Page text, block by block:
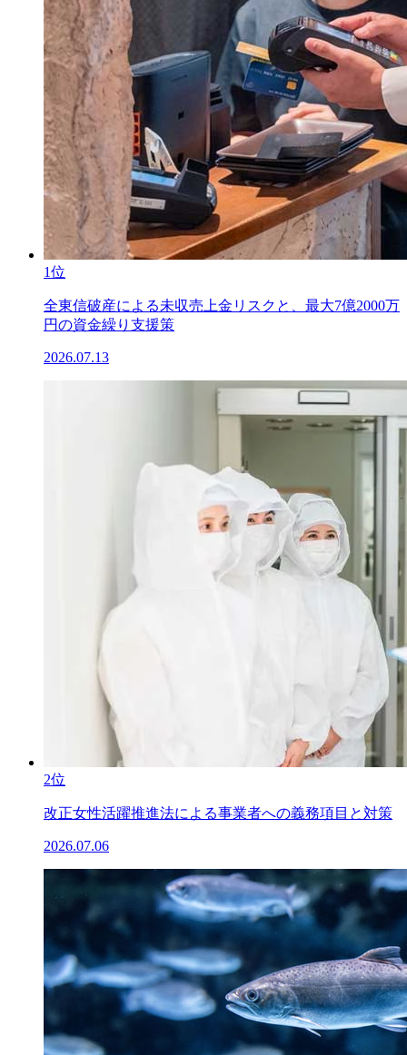
1位
全東信破産による未収売上金リスクと、最大7億2000万
円の資金繰り支援策
2026.07.13
2位
改正女性活躍推進法による事業者への義務項目と対策
2026.07.06